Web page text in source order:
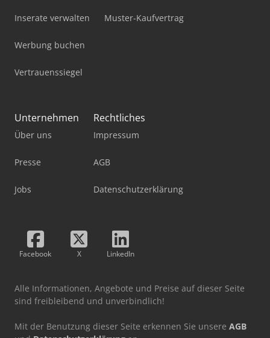
Inserate verwalten
Werbung buchen
Vertrauenssiegel
Muster-Kaufvertrag
Unternehmen
Über uns
Presse
Jobs
Rechtliches
Impressum
AGB
Datenschutzerklärung
Facebook X LinkedIn
Alle Informationen, Angebote und Preise auf dieser Seite
sind freibleibend und unverbindlich!
Mit der Benutzung dieser Seite erkennen Sie unsere AGB